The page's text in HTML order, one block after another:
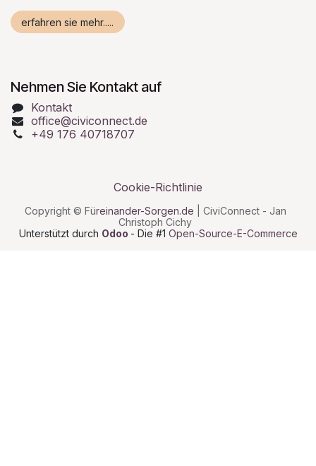
erfahren sie mehr.....
Nehmen Sie Kontakt auf
Kontakt
office@civiconnect.de
+49 176 40718707
Cookie-Richtlinie
Copyright © Füreinander-Sorgen.de | CiviConnect - Jan
Christoph Cichy
Unterstützt durch Odoo - Die #1 Open-Source-E-Commerce